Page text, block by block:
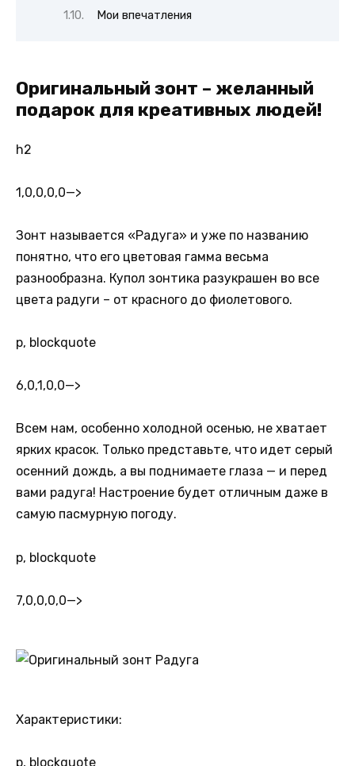
Мои впечатления
Оригинальный зонт – желанный
подарок для креативных людей!
h2
1,0,0,0,0—>
Зонт называется «Радуга» и уже по названию
понятно, что его цветовая гамма весьма
разнообразна. Купол зонтика разукрашен во все
цвета радуги – от красного до фиолетового.
p, blockquote
6,0,1,0,0—>
Всем нам, особенно холодной осенью, не хватает
ярких красок. Только представьте, что идет серый
осенний дождь, а вы поднимаете глаза — и перед
вами радуга! Настроение будет отличным даже в
самую пасмурную погоду.
p, blockquote
7,0,0,0,0—>
Характеристики:
p, blockquote